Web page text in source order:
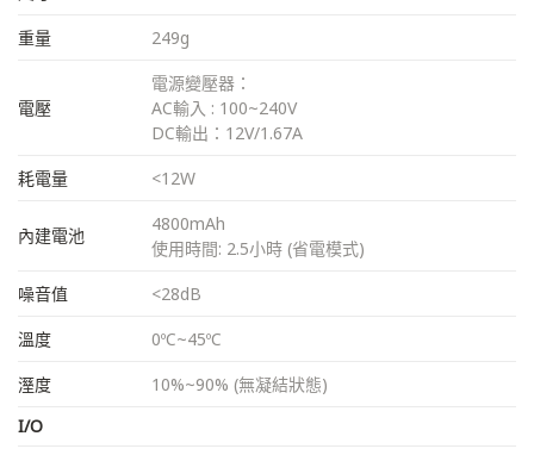
重量
249g
電壓
電源變壓器：
AC輸入 : 100~240V
DC輸出：12V/1.67A
耗電量
<12W
內建電池
4800mAh
使用時間: 2.5小時 (省電模式)
噪音值
<28dB
溫度
0ºC~45ºC
溼度
10%~90% (無凝結狀態)
I/O